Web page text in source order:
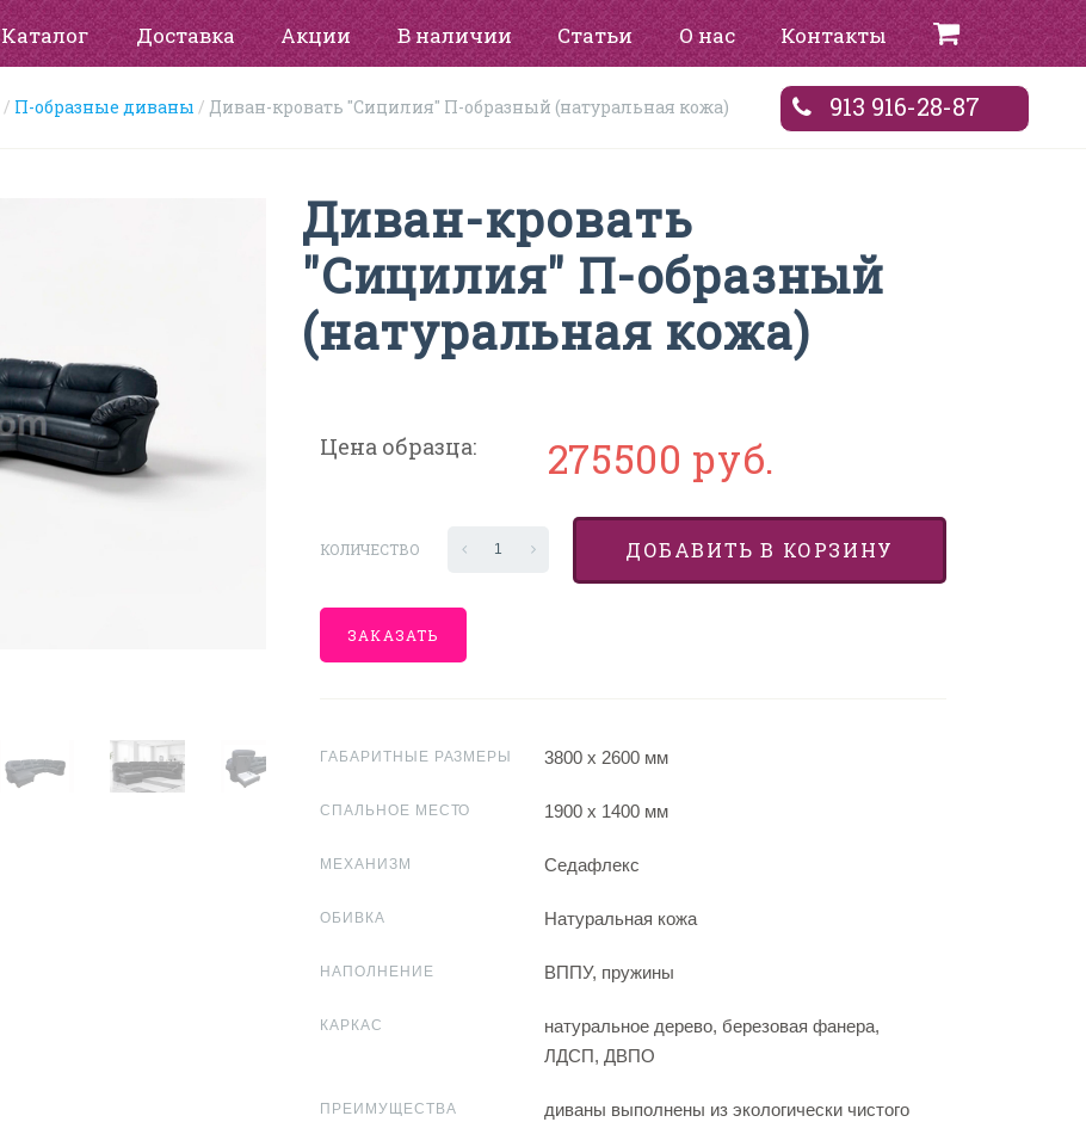
Каталог Доставка Акции В наличии Статьи О нас Контакты
913 916-28-87
П-образные диваны Диван-кровать "Сицилия" П-образный (натуральная кожа)
Диван-кровать
"Сицилия" П-образный
(натуральная кожа)
Цена образца: 275500 руб.
КОЛИЧЕСТВО 1 ДОБАВИТЬ В КОРЗИНУ
ЗАКАЗАТЬ
ГАБАРИТНЫЕ РАЗМЕРЫ 3800 х 2600 мм
СПАЛЬНОЕ МЕСТО 1900 х 1400 мм
МЕХАНИЗМ Седафлекс
ОБИВКА Натуральная кожа
НАПОЛНЕНИЕ ВППУ, пружины
КАРКАС
натуральное дерево, березовая фанера,
ЛДСП, ДВПО
ПРЕИМУЩЕСТВА
диваны выполнены из экологически чистого